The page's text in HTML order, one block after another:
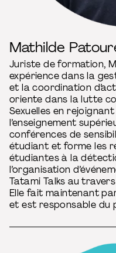
Mathilde
Juriste de formation,
expérience dans la
et la coordination
oriente dans la lutte
Sexuelles en
l’enseignement
conférences de
étudiant et forme les
étudiantes à la
l’organisation
Tatami Talks au
Elle fait maintenant
et est responsable du